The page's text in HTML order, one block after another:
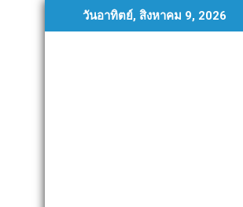
to
วันอาทิตย์, สิงหาคม 9, 2026